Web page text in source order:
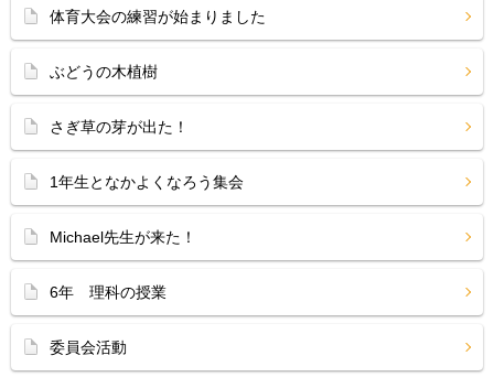
体育大会の練習が始まりました
ぶどうの木植樹
さぎ草の芽が出た！
1年生となかよくなろう集会
Michael先生が来た！
6年 理科の授業
委員会活動